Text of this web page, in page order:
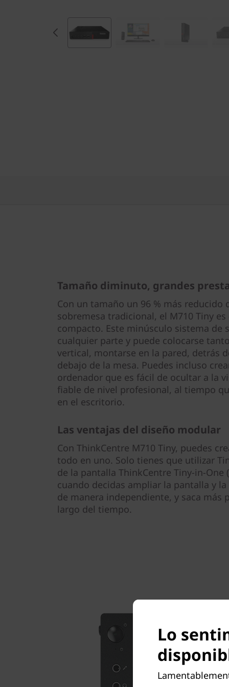
Tamaño diminuto, grandes
Con un tamaño un 96 % más reducido
sobremesa tradicional, el M710 Tiny
compacto. Este minúsculo sistema de
cualquier parte y puede colocarse
vertical, montarse en la pared, detrás
debajo de la mesa. Puedes incluso
ordenador que es fácil de ocultar a la
fiable de nivel profesional, al tiempo
en el escritorio.
Las ventajas del diseño modular
Con ThinkCentre M710 Tiny, puedes
todo en uno. Solo tienes que utilizar
de la pantalla ThinkCentre Tiny-in-One
cuando decidas ampliar la pantalla y
de manera independiente, y saca más
largo del tiempo.
Lo